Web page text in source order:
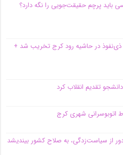
باید پرچم حقیقت‌جویی را نگه دارد؟
در حاشیه‌ رود کرج تخریب شد +
از سیاست‌زدگی، به صلاح کشور بیندیشد